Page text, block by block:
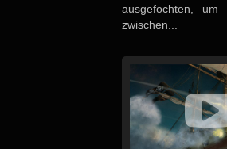
ausgefochten,
zwischen...